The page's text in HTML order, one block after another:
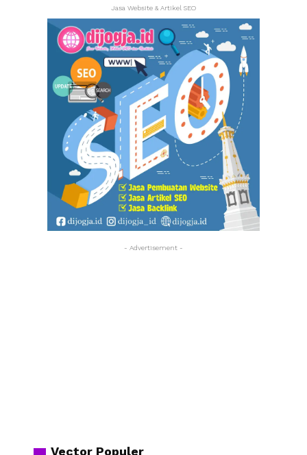
Jasa Website & Artikel SEO
- Advertisement -
Vector Populer